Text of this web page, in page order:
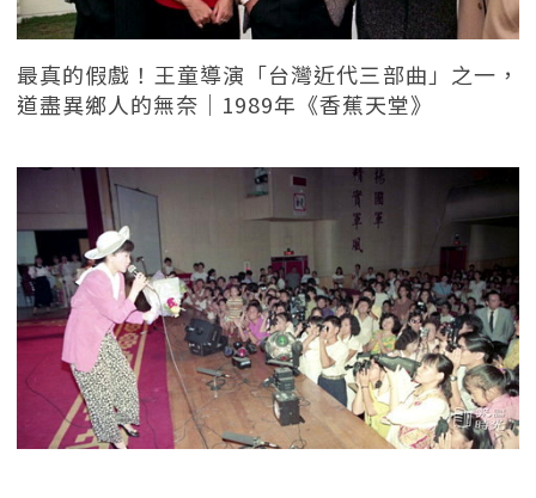
最真的假戲！王童導演「台灣近代三部曲」之一，
道盡異鄉人的無奈｜1989年《香蕉天堂》